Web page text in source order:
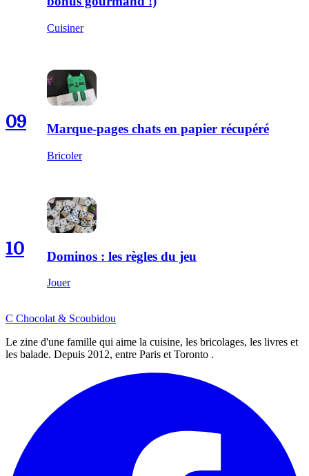
Cuisiner
09 Marque-pages chats en papier récupéré
Bricoler
10 Dominos : les règles du jeu
Jouer
C Chocolat & Scoubidou
Le zine d'une famille qui aime la cuisine, les bricolages, les livres et
les balade. Depuis 2012, entre Paris et Toronto .